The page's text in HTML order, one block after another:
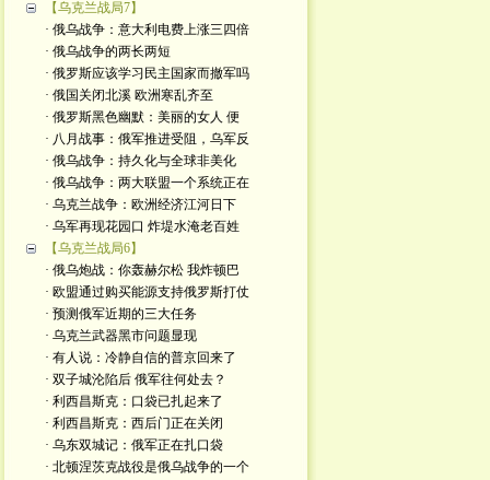
【乌克兰战局7】
· 俄乌战争：意大利电费上涨三四倍
· 俄乌战争的两长两短
· 俄罗斯应该学习民主国家而撤军吗
· 俄国关闭北溪 欧洲寒乱齐至
· 俄罗斯黑色幽默：美丽的女人 便
· 八月战事：俄军推进受阻，乌军反
· 俄乌战争：持久化与全球非美化
· 俄乌战争：两大联盟一个系统正在
· 乌克兰战争：欧洲经济江河日下
· 乌军再现花园口 炸堤水淹老百姓
【乌克兰战局6】
· 俄乌炮战：你轰赫尔松 我炸顿巴
· 欧盟通过购买能源支持俄罗斯打仗
· 预测俄军近期的三大任务
· 乌克兰武器黑市问题显现
· 有人说：冷静自信的普京回来了
· 双子城沦陷后 俄军往何处去？
· 利西昌斯克：口袋已扎起来了
· 利西昌斯克：西后门正在关闭
· 乌东双城记：俄军正在扎口袋
· 北顿涅茨克战役是俄乌战争的一个